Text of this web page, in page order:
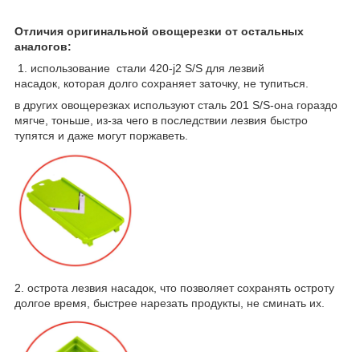
Отличия оригинальной овощерезки от остальных
аналогов:
1. использование стали 420-j2 S/S для лезвий
насадок, которая долго сохраняет заточку, не тупиться.
в других овощерезках используют сталь 201 S/S-она гораздо
мягче, тоньше, из-за чего в последствии лезвия быстро
тупятся и даже могут поржаветь.
2. острота лезвия насадок, что позволяет сохранять остроту
долгое время, быстрее нарезать продукты, не сминать их.